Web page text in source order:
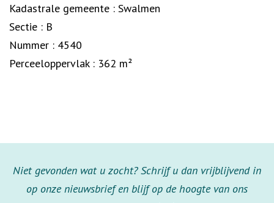
Kadastrale gemeente : Swalmen
Sectie : B
Nummer : 4540
Perceeloppervlak : 362 m²
Niet gevonden wat u zocht? Schrijf u dan vrijblijvend in
op onze nieuwsbrief en blijf op de hoogte van ons